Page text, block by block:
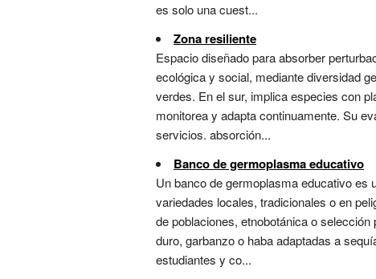
es solo una cuest...
Zona resiliente
Espacio diseñado para absorber
ecológica y social, mediante diversidad
verdes. En el sur, implica especies con
monitorea y adapta continuamente. Su
servicios. absorción...
Banco de germoplasma educativo
Un banco de germoplasma educativo
variedades locales, tradicionales o en
de poblaciones, etnobotánica o
duro, garbanzo o haba adaptadas a
estudiantes y co...